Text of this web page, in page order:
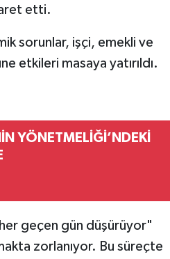
etti.
sorunlar, işçi, emekli ve
etkileri masaya yatırıldı.
YÖNETMELİĞİ’NDEKİ
her geçen gün düşürüyor"
zorlanıyor. Bu süreçte